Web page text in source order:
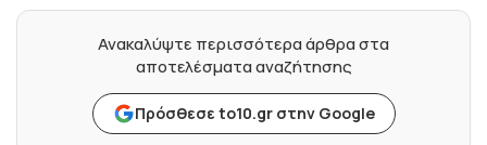
Ανακαλύψτε περισσότερα άρθρα στα
αποτελέσματα αναζήτησης
Πρόσθεσε to10.gr στην Google